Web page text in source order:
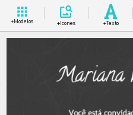
+Modelos +Icones +Texto